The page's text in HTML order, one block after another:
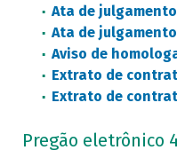
Ata de
Ata de
Aviso de
Extrato de
Extrato de
Pregão eletrônico